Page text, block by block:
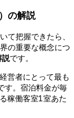
の解説
て把握できたら、
の重要な概念につ
説です。
営者にとって最も
す。宿泊料金が毎
稼働客室1室あた